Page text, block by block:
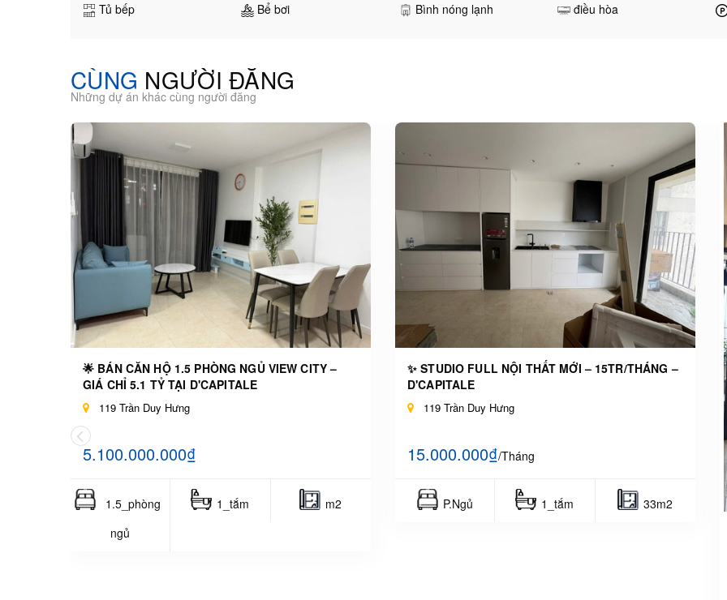
Tủ bếp
Bể bơi Bình nóng lạnh điều hòa
CÙNG NGƯỜI ĐĂNG
Những dự án khác cùng người đăng
🌟 BÁN CĂN HỘ 1.5 PHÒNG NGỦ VIEW CITY –
GIÁ CHỈ 5.1 TỶ TẠI D'CAPITALE
119 Trần Duy Hưng
5.100.000.000₫
1.5_phòng
ngủ
1_tắm m2
✨ STUDIO FULL NỘI THẤT MỚI – 15TR/THÁNG –
D'CAPITALE
119 Trần Duy Hưng
15.000.000₫/Tháng
P.Ngủ 1_tắm
33m2